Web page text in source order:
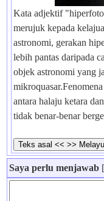
Kata adjektif
merujuk kepada
astronomi, gerakan
lebih pantas daripada
objek astronomi yang
antara halaju ketara
tidak benar-benar
Saya perlu menjawab